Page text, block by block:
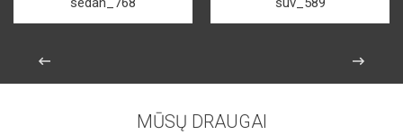
MŪSŲ DRAUGAI